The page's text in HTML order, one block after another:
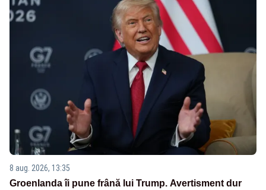
8 aug. 2026, 13:35
Groenlanda îi pune frână lui Trump. Avertisment dur